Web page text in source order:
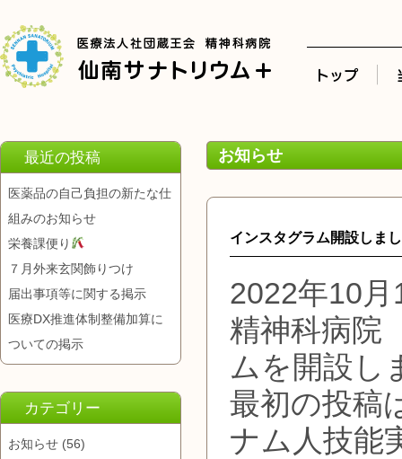
最近の投稿
医薬品の自己負担の新たな仕
組みのお知らせ
栄養課便り
７月外来玄関飾りつけ
届出事項等に関する掲示
医療DX推進体制整備加算に
ついての掲示
カテゴリー
お知らせ (56)
お知らせ
インスタグラム開設しま
2022年10月
精神科病院
ムを開設し
最初の投稿
ナム人技能